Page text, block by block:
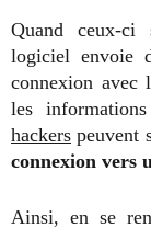
Quand ceux-ci
logiciel envoie
connexion avec
les
hackers peuvent
connexion vers
Ainsi, en se